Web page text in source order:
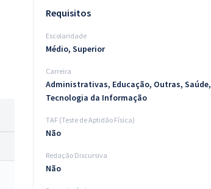
Requisitos
Escolaridade
Médio, Superior
Carreira
Administrativas, Educação, Outras, Saúde,
Tecnologia da Informação
TAF (Teste de Aptidão Física)
Não
Redação Discursiva
Não